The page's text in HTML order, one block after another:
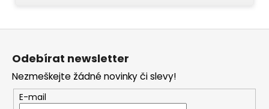
Z
Odebírat newsletter
Nezmeškejte žádné novinky či slevy!
E-mail